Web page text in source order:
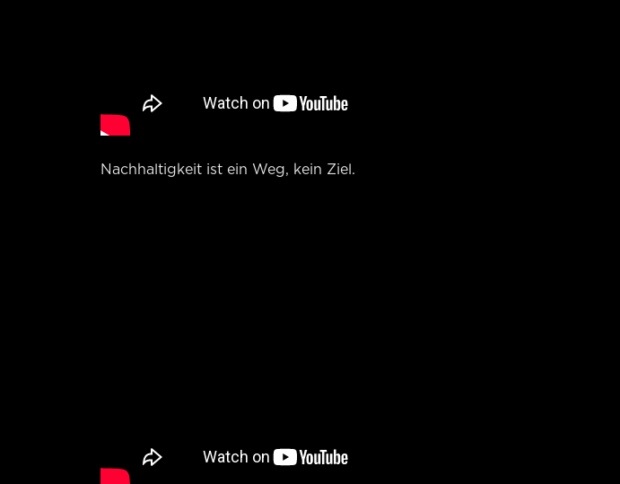
Nachhaltigkeit ist ein Weg, kein Ziel.